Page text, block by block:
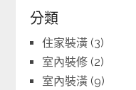
分類
住家裝潢 (3)
室內裝修 (2)
室內裝潢 (9)